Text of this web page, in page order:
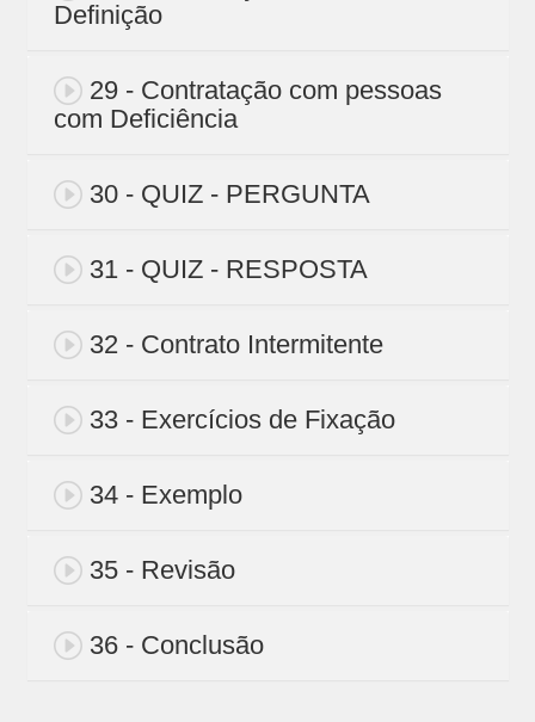
Definição
29 - Contratação com pessoas
com Deficiência
30 - QUIZ - PERGUNTA
31 - QUIZ - RESPOSTA
32 - Contrato Intermitente
33 - Exercícios de Fixação
34 - Exemplo
35 - Revisão
36 - Conclusão